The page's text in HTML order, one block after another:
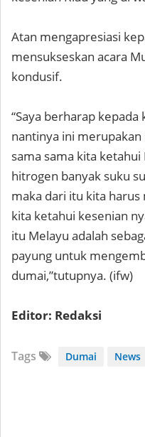
Atan mengapresiasi
mensukseskan acara
kondusif.
“Saya berharap
nantinya ini
sama sama kita
hitrogen banyak suku
maka dari itu kita
kita ketahui kesenian
itu Melayu adalah
payung untuk
dumai,”tutupnya. (ifw)
Editor: Redaksi
Tags Dumai News